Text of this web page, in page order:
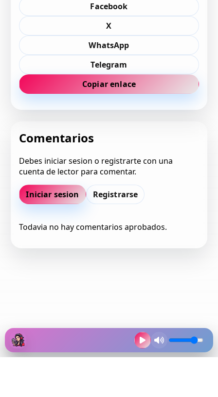
Facebook
X
WhatsApp
Telegram
Copiar enlace
Comentarios
Debes iniciar sesion o registrarte con una
cuenta de lector para comentar.
Iniciar sesion Registrarse
Todavia no hay comentarios aprobados.